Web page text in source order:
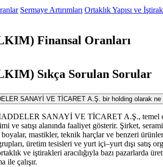
Sermaye Artırımları Ortaklık Yapısı ve
Finansal Oranları
Sıkça Sorulan Sorular
SANAYİ VE TİCARET A.Ş. bir holding olarak ne
SANAYİ VE TİCARET A.Ş., temel
ve satışı alanında faaliyet gösterir. Şirket,
boyalar, mastikler, teknik harçlar ve benzeri
üretim tesisleri ve yurt içi–yurt dışı satış
ve iştirakleri aracılığıyla bazı pazarlarda
ile çalışır.